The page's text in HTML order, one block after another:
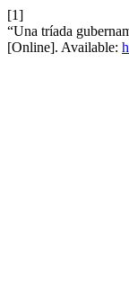
[1]
“Una tríada
[Online]. Available: